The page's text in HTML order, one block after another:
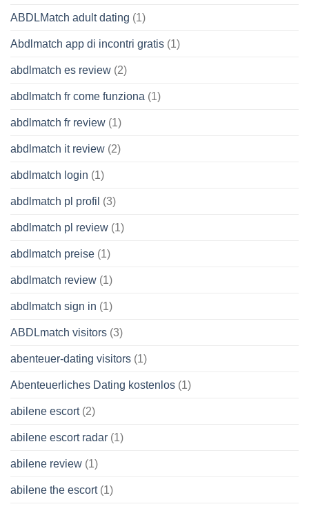
ABDLMatch adult dating (1)
Abdlmatch app di incontri gratis (1)
abdlmatch es review (2)
abdlmatch fr come funziona (1)
abdlmatch fr review (1)
abdlmatch it review (2)
abdlmatch login (1)
abdlmatch pl profil (3)
abdlmatch pl review (1)
abdlmatch preise (1)
abdlmatch review (1)
abdlmatch sign in (1)
ABDLmatch visitors (3)
abenteuer-dating visitors (1)
Abenteuerliches Dating kostenlos (1)
abilene escort(2)
abilene escort radar (1)
abilene review (1)
abilene the escort(1)